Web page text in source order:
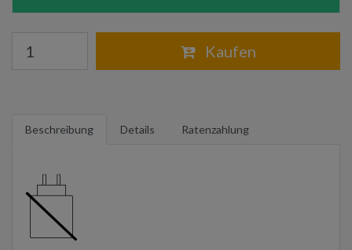
Kaufen
Beschreibung Details Ratenzahlung